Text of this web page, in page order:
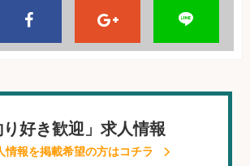
り好き歓迎」求人情報
情報を掲載希望の方はコチラ